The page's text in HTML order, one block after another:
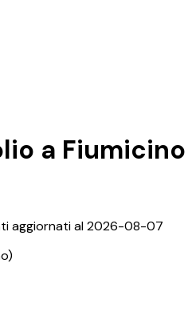
a Fiumicino
aggiornati al2026-08-07